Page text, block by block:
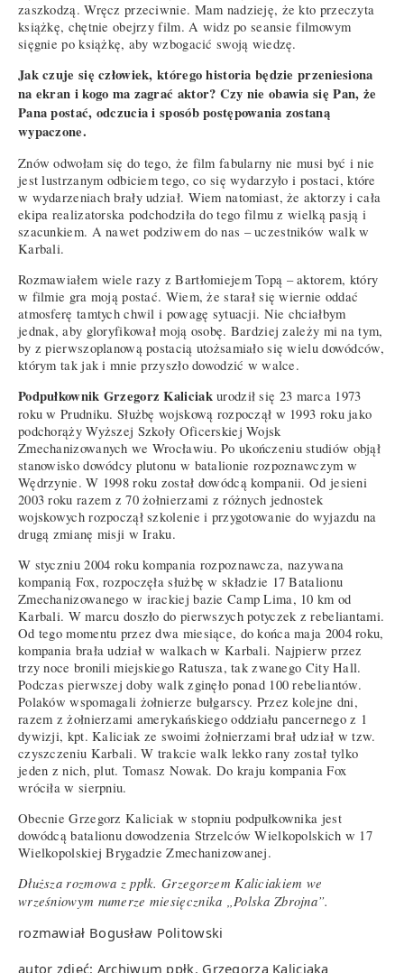
zaszkodzą. Wręcz przeciwnie. Mam nadzieję, że kto przeczyta
książkę, chętnie obejrzy film. A widz po seansie filmowym
sięgnie po książkę, aby wzbogacić swoją wiedzę.
Jak czuje się człowiek, którego historia będzie przeniesiona
na ekran i kogo ma zagrać aktor? Czy nie obawia się Pan, że
Pana postać, odczucia i sposób postępowania zostaną
wypaczone.
Znów odwołam się do tego, że film fabularny nie musi być i nie
jest lustrzanym odbiciem tego, co się wydarzyło i postaci, które
w wydarzeniach brały udział. Wiem natomiast, że aktorzy i cała
ekipa realizatorska podchodziła do tego filmu z wielką pasją i
szacunkiem. A nawet podziwem do nas – uczestników walk w
Karbali.
Rozmawiałem wiele razy z Bartłomiejem Topą – aktorem, który
w filmie gra moją postać. Wiem, że starał się wiernie oddać
atmosferę tamtych chwil i powagę sytuacji. Nie chciałbym
jednak, aby gloryfikował moją osobę. Bardziej zależy mi na tym,
by z pierwszoplanową postacią utożsamiało się wielu dowódców,
którym tak jak i mnie przyszło dowodzić w walce.
Podpułkownik Grzegorz Kaliciakurodził się 23 marca 1973
roku w Prudniku. Służbę wojskową rozpoczął w 1993 roku jako
podchorąży Wyższej Szkoły Oficerskiej Wojsk
Zmechanizowanych we Wrocławiu. Po ukończeniu studiów objął
stanowisko dowódcy plutonu w batalionie rozpoznawczym w
Wędrzynie. W 1998 roku został dowódcą kompanii. Od jesieni
2003 roku razem z 70 żołnierzami z różnych jednostek
wojskowych rozpoczął szkolenie i przygotowanie do wyjazdu na
drugą zmianę misji w Iraku.
W styczniu 2004 roku kompania rozpoznawcza, nazywana
kompanią Fox, rozpoczęła służbę w składzie 17 Batalionu
Zmechanizowanego w irackiej bazie Camp Lima, 10 km od
Karbali. W marcu doszło do pierwszych potyczek z rebeliantami.
Od tego momentu przez dwa miesiące, do końca maja 2004 roku,
kompania brała udział w walkach w Karbali. Najpierw przez
trzy noce bronili miejskiego Ratusza, tak zwanego City Hall.
Podczas pierwszej doby walk zginęło ponad 100 rebeliantów.
Polaków wspomagali żołnierze bułgarscy. Przez kolejne dni,
razem z żołnierzami amerykańskiego oddziału pancernego z 1
dywizji, kpt. Kaliciak ze swoimi żołnierzami brał udział w tzw.
czyszczeniu Karbali. W trakcie walk lekko rany został tylko
jeden z nich, plut. Tomasz Nowak. Do kraju kompania Fox
wróciła w sierpniu.
Obecnie Grzegorz Kaliciak w stopniu podpułkownika jest
dowódcą batalionu dowodzenia Strzelców Wielkopolskich w 17
Wielkopolskiej Brygadzie Zmechanizowanej.
Dłuższa rozmowa z ppłk. Grzegorzem Kaliciakiem we
wrześniowym numerze miesięcznika „Polska Zbrojna”.
rozmawiał Bogusław Politowski
autor zdjęć: Archiwum ppłk. Grzegorza Kaliciaka